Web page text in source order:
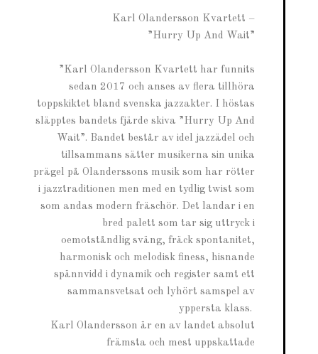
Karl Olandersson Kvartett –
”Hurry Up And Wait”
”Karl Olandersson Kvartett har funnits
sedan 2017 och anses av flera tillhöra
toppskiktet bland svenska jazzakter. I höstas
släpptes bandets fjärde skiva ”Hurry Up And
Wait”. Bandet består av idel jazzädel och
tillsammans sätter musikerna sin unika
prägel på Olanderssons musik som har rötter
i jazztraditionen men med en tydlig twist som
som andas modern fräschör. Det landar i en
bred palett som tar sig uttryck i
oemotståndlig sväng, fräck spontanitet,
harmonisk och melodisk finess, hisnande
spännvidd i dynamik och register samt ett
sammansvetsat och lyhört samspel av
yppersta klass.
Karl Olandersson är en av landet absolut
främsta och mest uppskattade